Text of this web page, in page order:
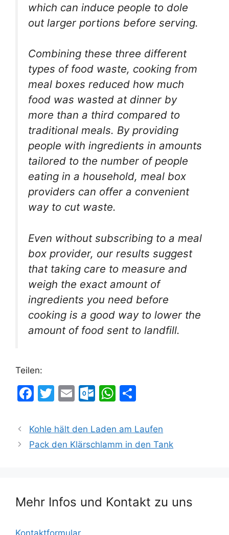
which can induce people to dole
out larger portions before serving.
Combining these three different
types of food waste, cooking from
meal boxes reduced how much
food was wasted at dinner by
more than a third compared to
traditional meals. By providing
people with ingredients in amounts
tailored to the number of people
eating in a household, meal box
providers can offer a convenient
way to cut waste.
Even without subscribing to a meal
box provider, our results suggest
that taking care to measure and
weigh the exact amount of
ingredients you need before
cooking is a good way to lower the
amount of food sent to landfill.
Teilen:
F
c
e
k
T
itt
er
E
ai
l
O
lo
o
m
W
at
s
le
n
Kohle hält den Laden am Laufen
Pack den Klärschlamm in den Tank
Mehr Infos und Kontakt zu uns
Kontaktformular